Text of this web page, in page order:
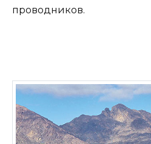
проводников.